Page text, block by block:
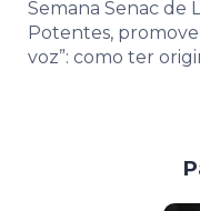
Semana Senac de
Potentes,
voz”: como ter